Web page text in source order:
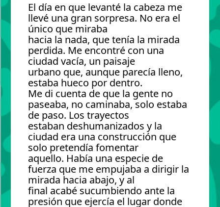
El día en que levanté la cabeza me
llevé una gran sorpresa. No era el
único que miraba
hacia la nada, que tenía la mirada
perdida. Me encontré con una
ciudad vacía, un paisaje
urbano que, aunque parecía lleno,
estaba hueco por dentro.
Me di cuenta de que la gente no
paseaba, no caminaba, solo estaba
de paso. Los trayectos
estaban deshumanizados y la
ciudad era una construcción que
solo pretendía fomentar
aquello. Había una especie de
fuerza que me empujaba a dirigir la
mirada hacia abajo, y al
final acabé sucumbiendo ante la
presión que ejercía el lugar donde